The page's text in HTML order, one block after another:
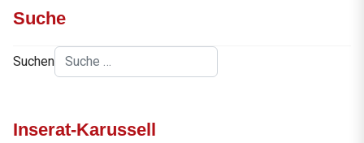
Suche
Suchen
Inserat-Karussell